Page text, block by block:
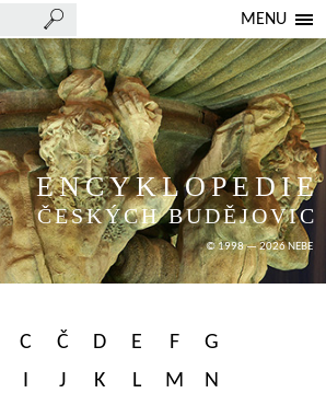
MENU
ENCYKLOPEDIE
ČESKÝCH BUDĚJOVIC
© 1998 — 2026 NEBE
C Č D E F
G
I J K L M
N